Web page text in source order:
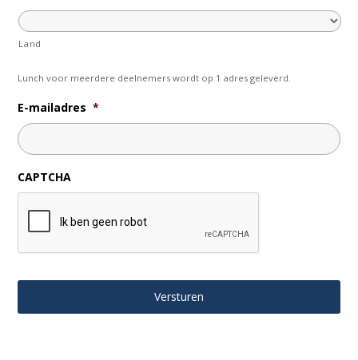
Land
Lunch voor meerdere deelnemers wordt op 1 adres geleverd.
E-mailadres *
CAPTCHA